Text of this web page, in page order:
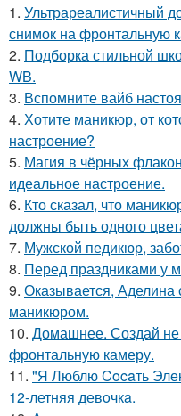
1. Ультрареалистичный
снимок на фронтальную
2. Подборка стильной
WB.
3. Вспомните вайб
4. Хотите маникюр, от
настроение?
5. Магия в чёрных
идеальное настроение.
6. Кто сказал, что
должны быть одного
7. Мужской педикюр,
8. Перед праздниками у
9. Оказывается, Аделина
маникюром.
10. Домашнее. Создай
фронтальную камеру.
11. "Я Люблю Cocaть
12-летняя девoчкa.